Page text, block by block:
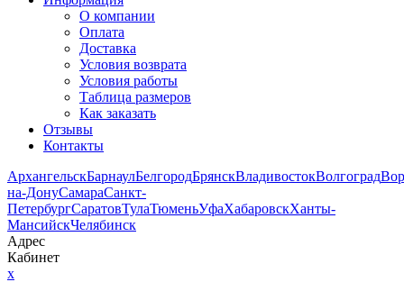
О компании
Оплата
Доставка
Условия возврата
Условия работы
Таблица размеров
Как заказать
Отзывы
Контакты
АрхангельскБарнаулБелгородБрянскВладивостокВолгоград
на-ДонуСамараСанкт-
ПетербургСаратовТулаТюменьУфаХабаровскХанты-
МансийскЧелябинск
Адрес
Кабинет
x